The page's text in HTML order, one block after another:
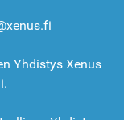
Yhdistys Xenus